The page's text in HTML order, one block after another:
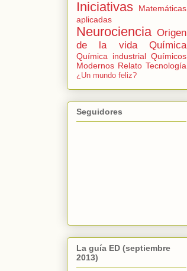
Iniciativas
Matemáticas
aplicadas
Neurociencia Origen
de la vida
Química
Química industrial Químicos
Modernos Relato Tecnología
¿Un mundo feliz?
Seguidores
La guía ED (septiembre
2013)